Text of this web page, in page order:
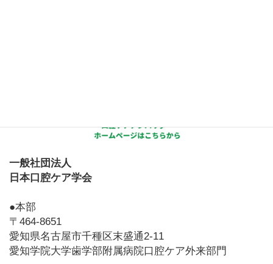
一般社団法人
日本口腔ケア学会
●本部
〒464-8651
愛知県名古屋市千種区末盛通2-11
愛知学院大学歯学部附属病院口腔ケア外来部門